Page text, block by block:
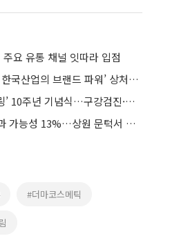
요 유통 채널 잇따라 입점
동국제약 마데카솔, ‘2026 한국산업의 브랜드 파워’ 상처치료제 부문 1위
동국제약, ‘사랑의 스케일링’ 10주년 기념식…구강검진·스케일링 제공
美 클래리티 법안 연내 통과 가능성 13%…상원 문턱서 제동
#더마코스메틱